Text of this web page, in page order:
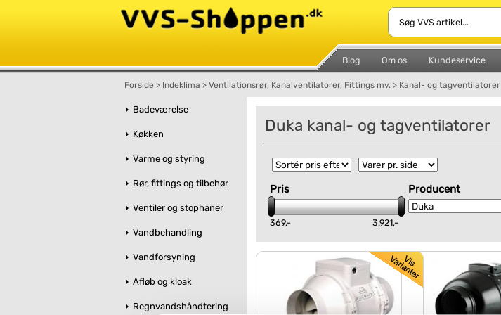
Blog Om os Kundeservice
Forside > Indeklima > Ventilationsrør, Kanalventilatorer, Fittings mv. > Kanal- og tagventilatorer
Badeværelse
Køkken
Varme og styring
Rør, fittings og tilbehør
Ventiler og stophaner
Vandbehandling
Vandforsyning
Afløb og kloak
Regnvandshåndtering
Duka kanal- og tagventilatorer
Pris
369,- 3.921,-
Producent